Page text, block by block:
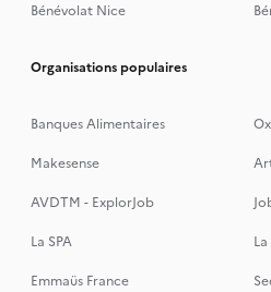
Bénévolat Nice
Organisations populaires
Banques Alimentaires
Makesense
AVDTM - ExplorJob
La SPA
Emmaüs France